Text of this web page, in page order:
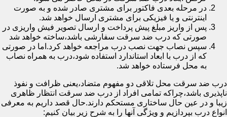
در مرحله بعدی فاکتور برای مشتری صادر شده و به صورت
اینترنتی و یا فیزیکی برای مشتری ارسال خواهد شد.
پس از واریز مبلغ پیش پرداخت و ارسال تصویر فیش واریزی در
صورتی که درب ضد سرقت سفارشی باشد،ساخته خواهد شد
سپس نصاب جهت نصب درب مراجعه خواهد کرد.اما در صورتی
که از درب با ابعاد استاندارد استفاده شود،درب به همراه نصاب
به محل فرستاده خواهد شد.
درب ضد سرقت محل تلاقی دو مفهوم متضاد،یعنی ظرافت و نفوذ
ناپذیری باشد،چراکه تمامی افراد از درب ضد سرقت انتظار ظاهری
زیبا و در عین حال ساختاری مستحکم دارند.حال قصد داریم به معرفی
انواع درب بپردازیم و ویژگی آنها را به شرح زیر بیان کنیم: